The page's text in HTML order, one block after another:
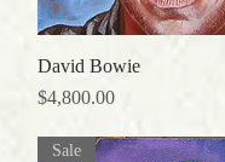
クイックビュー
David Bowie
価格
$4,800.00
Sale